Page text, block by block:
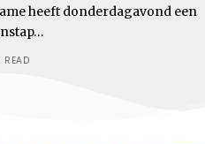
heeft donderdagavond een